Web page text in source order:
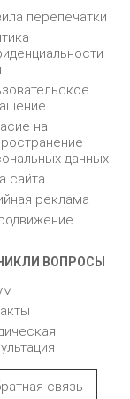
перепечатки
на
данных
сайта
реклама
ВОПРОСЫ
связь